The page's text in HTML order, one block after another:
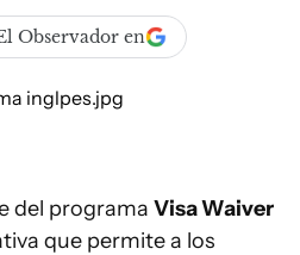
Observador en
del programa Visa Waiver
que permite a los